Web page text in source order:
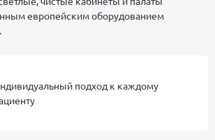
европейским оборудованием
подход к каждому